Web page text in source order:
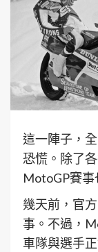
這一陣子，
恐慌。除了
MotoGP賽事
幾天前，官
事。不過，
車隊與選手